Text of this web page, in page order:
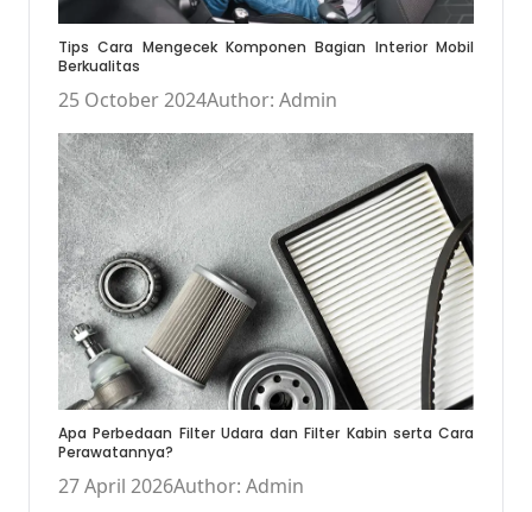
Tips Cara Mengecek Komponen Bagian Interior Mobil
Berkualitas
25 October 2024Author: Admin
Apa Perbedaan Filter Udara dan Filter Kabin serta Cara
Perawatannya?
27 April 2026Author: Admin